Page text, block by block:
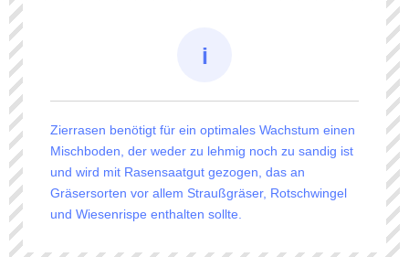
Zierrasen benötigt für ein optimales Wachstum einen
Mischboden, der weder zu lehmig noch zu sandig ist
und wird mit Rasensaatgut gezogen, das an
Gräsersorten vor allem Straußgräser, Rotschwingel
und Wiesenrispe enthalten sollte.